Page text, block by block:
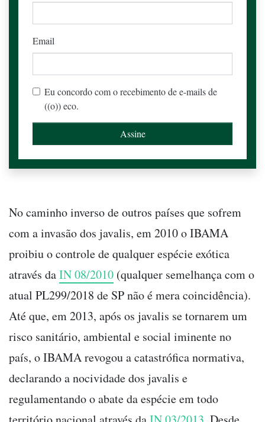
Email
Eu concordo com o recebimento de e-mails de
((o)) eco.
No caminho inverso de outros países que sofrem
com a invasão dos javalis, em 2010 o IBAMA
proibiu o controle de qualquer espécie exótica
através daIN 08/2010 (qualquer semelhança com o
atual PL299/2018 de SP não é mera coincidência).
Até que, em 2013, após os javalis se tornarem um
risco sanitário, ambiental e social iminente no
país, o IBAMA revogou a catastrófica normativa,
declarando a nocividade dos javalis e
regulamentando o abate da espécie em todo